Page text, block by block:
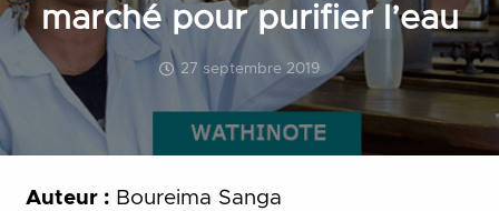
marché pour purifier l’eau
27 septembre 2019
Auteur : Boureima Sanga